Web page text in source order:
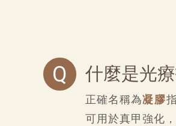
Q 什麼是光
正確名稱為凝膠
可用於真甲強化